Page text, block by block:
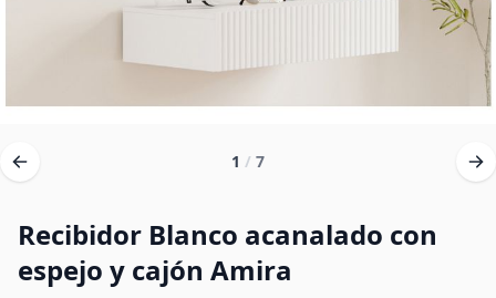
1 / 7
Recibidor Blanco acanalado con
espejo y cajón Amira